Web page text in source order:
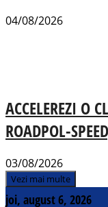
04/08/2026
ACCELEREZI O
ROADPOL-
03/08/2026
Vezi mai multe
joi, august 6, 2026